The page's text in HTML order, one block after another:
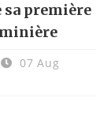
sa première
07 Aug